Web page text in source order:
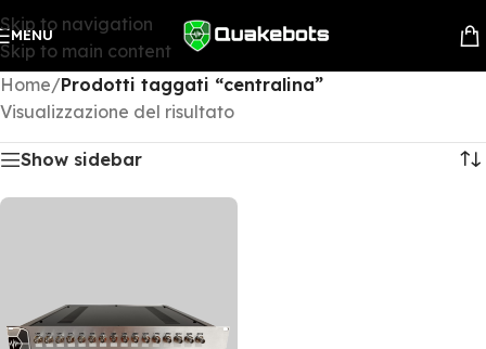
Skip to navigation
Skip to main content
MENU
Home/Prodotti taggati “centralina”
Visualizzazione del risultato
Show sidebar